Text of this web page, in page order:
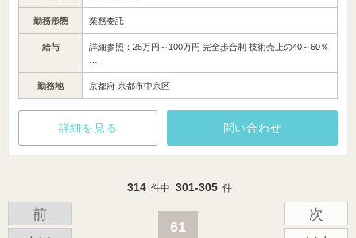
勤務形態 業務委託
給与
詳細参照：25万円～100万円 完全歩合制 技術売上の40～60％
勤務地 京都府 京都市中京区
詳細を見る 問い合わせ
314 件中 301-305 件
前
61
次